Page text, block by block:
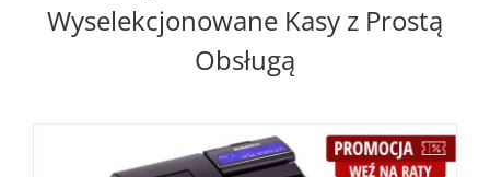
Wyselekcjonowane Kasy z Prostą
Obsługą